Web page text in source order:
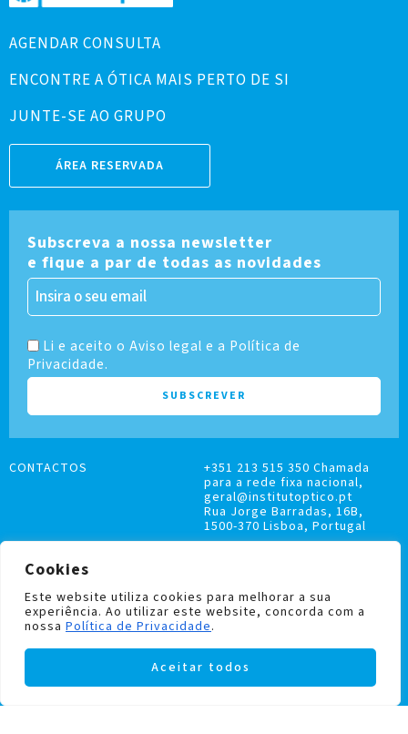
Cookies
Este website utiliza cookies para melhorar a sua
experiência. Ao utilizar este website, concorda com a
nossa Política de Privacidade.
Aceitar todos
AGENDAR CONSULTA
ENCONTRE A ÓTICA MAIS PERTO DE SI
JUNTE-SE AO GRUPO
ÁREA RESERVADA
Subscreva a nossa newsletter
e fique a par de todas as novidades
Li e aceito o Aviso legal e a Política de
Privacidade.
LIVRO DE RECLAMAÇÕES
POLÍTICA DE PRIVACIDADE E COOKIES
CONTACTOS
+351 213 515 350 Chamada
para a rede fixa nacional,
geral@institutoptico.pt
Rua Jorge Barradas, 16B,
1500-370 Lisboa, Portugal